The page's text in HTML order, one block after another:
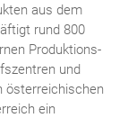
aus dem
rund 800
Produktions-
und
österreichischen
ein